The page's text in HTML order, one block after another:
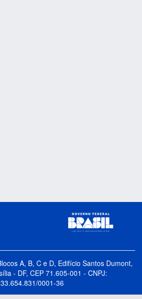
A, B, C e D, Edifício Santos Dumont,
- DF, CEP 71.605-001 - CNPJ:
33.654.831/0001-36